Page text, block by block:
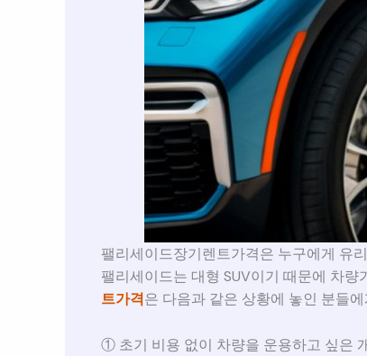
팰리세이드장기렌트가격은 누구에게 유
팰리세이드는 대형 SUV이기 때문에 차
트가격은 다음과 같은 상황에 놓인 분들
① 초기 비용 없이 차량을 운용하고 싶은